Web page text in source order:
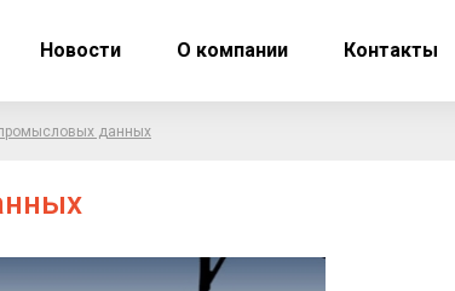
Новости О компании Контакты
промысловых данных